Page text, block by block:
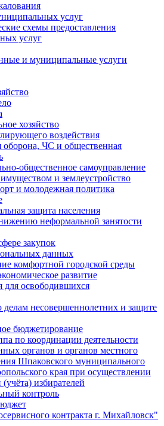
услуг
схемы предоставления
услуг
и муниципальные услуги
хозяйство
воздействия
оборона, ЧС и общественная
общественное самоуправление
и землеустройство
и молодежная политика
защита населения
неформальной занятости
закупок
данных
комфортной городской среды
развитие
освободившихся
делам несовершеннолетних и защите
бюджетирование
по координации деятельности
органов и органов местного
Шпаковского муниципального
края при осуществлении
избирателей
контроль
контракта г. Михайловск"